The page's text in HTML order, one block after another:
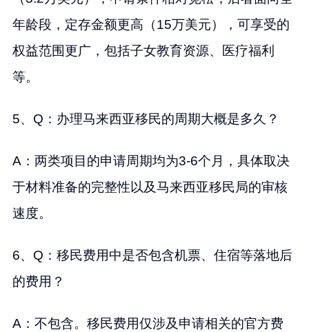
年龄段，定存金额更高（15万美元），可享受的
权益范围更广，包括子女教育资源、医疗福利
等。
5、Q：办理马来西亚移民的周期大概是多久？
A：两类项目的申请周期均为3-6个月，具体取决
于材料准备的完整性以及马来西亚移民局的审核
速度。
6、Q：移民费用中是否包含机票、住宿等落地后
的费用？
A：不包含。移民费用仅涉及申请相关的官方费